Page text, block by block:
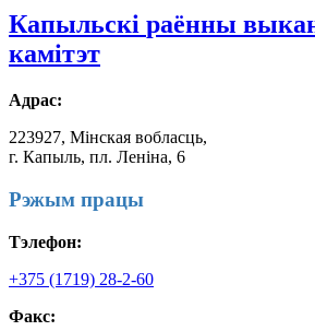
Капыльскі раённы
камітэт
Адрас:
223927, Мінская вобласць,
г. Капыль, пл. Леніна, 6
Рэжым працы
Тэлефон:
+375 (1719) 28-2-60
Факс: